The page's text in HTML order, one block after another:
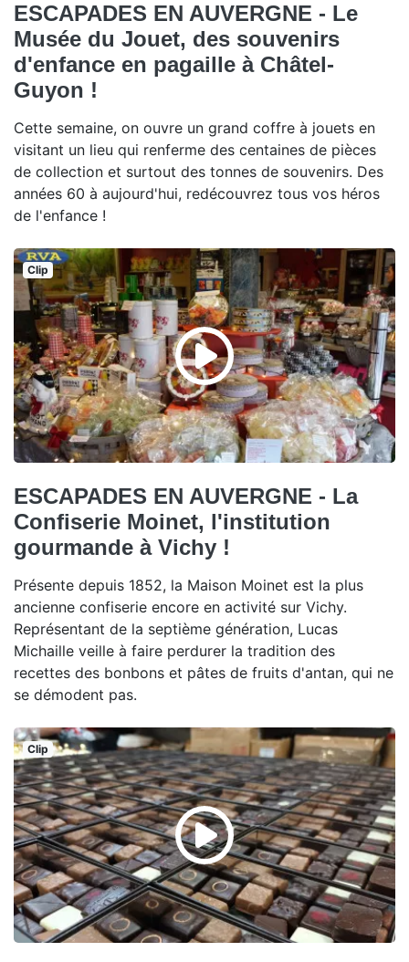
ESCAPADES EN AUVERGNE - Le
Musée du Jouet, des souvenirs
d'enfance en pagaille à Châtel-
Guyon !
Cette semaine, on ouvre un grand coffre à jouets en
visitant un lieu qui renferme des centaines de pièces
de collection et surtout des tonnes de souvenirs. Des
années 60 à aujourd'hui, redécouvrez tous vos héros
de l'enfance !
Clip
ESCAPADES EN AUVERGNE - La
Confiserie Moinet, l'institution
gourmande à Vichy !
Présente depuis 1852, la Maison Moinet est la plus
ancienne confiserie encore en activité sur Vichy.
Représentant de la septième génération, Lucas
Michaille veille à faire perdurer la tradition des
recettes des bonbons et pâtes de fruits d'antan, qui ne
se démodent pas.
Clip